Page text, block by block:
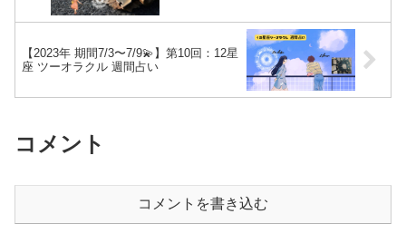
【2023年 期間7/3〜7/9💫】第10回：12星
座 ツーオラクル 週間占い
コメント
コメントを書き込む